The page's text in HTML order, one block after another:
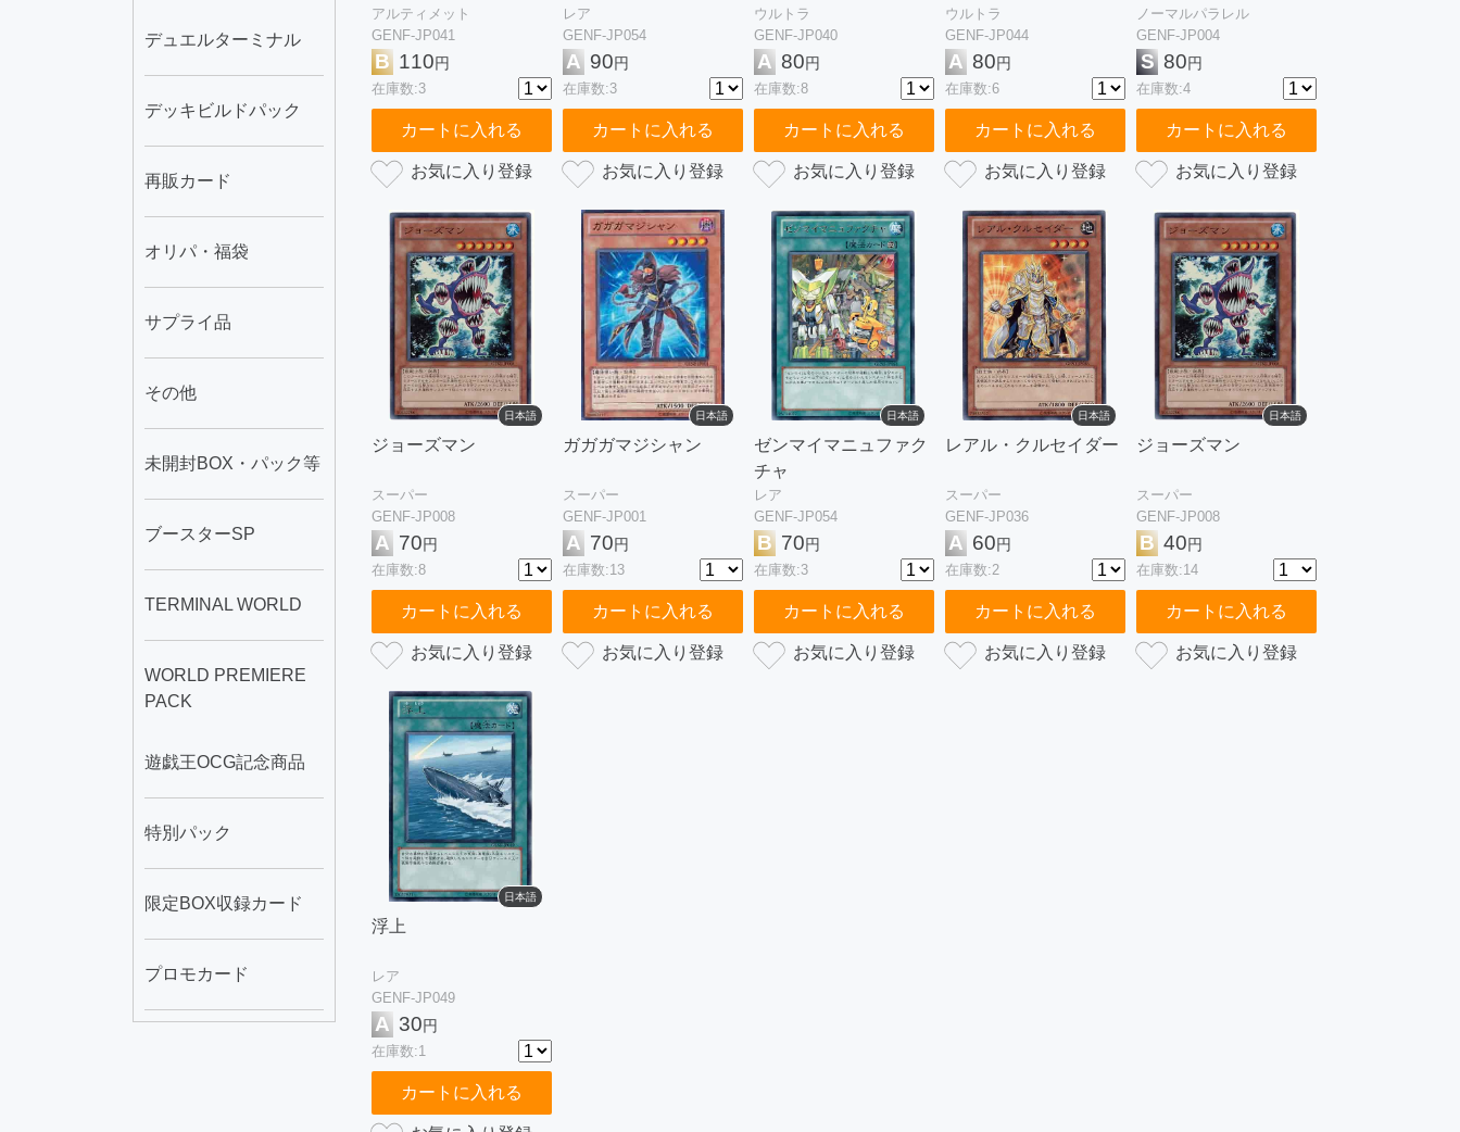
デュエルターミナル
デッキビルドパック
再販カード
オリパ・福袋
サプライ品
その他
未開封BOX・パック等
ブースターSP
TERMINAL WORLD
WORLD PREMIERE
PACK
遊戯王OCG記念商品
特別パック
限定BOX収録カード
プロモカード
アルティメット
GENF-JP041
B 110円
在庫数:3
カートに入れる
レア
GENF-JP054
A 90円
在庫数:3
カートに入れる
ウルトラ
GENF-JP040
A 80円
在庫数:8
カートに入れる
ウルトラ
GENF-JP044
A 80円
在庫数:6
カートに入れる
ノーマルパラレル
GENF-JP004
S 80円
在庫数:4
カートに入れる
日本語
ジョーズマン
スーパー
GENF-JP008
A 70円
在庫数:8
カートに入れる
日本語
ガガガマジシャン
スーパー
GENF-JP001
A 70円
在庫数:13
カートに入れる
日本語
ゼンマイマニュファク
チャ
レア
GENF-JP054
B 70円
在庫数:3
カートに入れる
日本語
レアル・クルセイダー
スーパー
GENF-JP036
A 60円
在庫数:2
カートに入れる
日本語
ジョーズマン
スーパー
GENF-JP008
B 40円
在庫数:14
カートに入れる
日本語
浮上
レア
GENF-JP049
A 30円
在庫数:1
カートに入れる